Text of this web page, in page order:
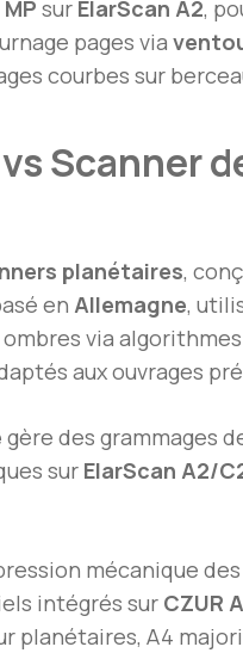
sur ElarScan A2,
pages via
courbes sur
Scanner
planétaires,
en Allemagne,
via
aux ouvrages
gère des grammages
sur ElarScan A2/
mécanique des
intégrés sur CZUR
planétaires, A4